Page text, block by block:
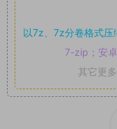
以7z、7z分卷格式压
7-zip；安
其它更